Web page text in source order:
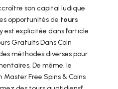
son capital ludique
opportunités de tours
est explicitée dans l’article
Gratuits Dans Coin
méthodes diverses pour
De même, le
Free Spins & Coins